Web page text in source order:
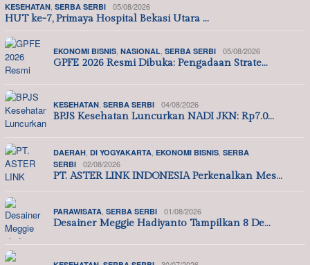
KESEHATAN SERBA SERBI 05/08/2026
HUT ke-7, Primaya Hospital Bekasi Utara …
EKONOMI BISNIS NASIONAL SERBA SERBI 05/08/2026
GPFE 2026 Resmi Dibuka: Pengadaan Strate…
KESEHATAN SERBA SERBI 04/08/2026
BPJS Kesehatan Luncurkan NADI JKN: Rp7.0…
DAERAH DI YOGYAKARTA EKONOMI BISNIS SERBA
SERBI
02/08/2026
PT. ASTER LINK INDONESIA Perkenalkan Mes…
PARAWISATA SERBA SERBI 01/08/2026
Desainer Meggie Hadiyanto Tampilkan 8 De…